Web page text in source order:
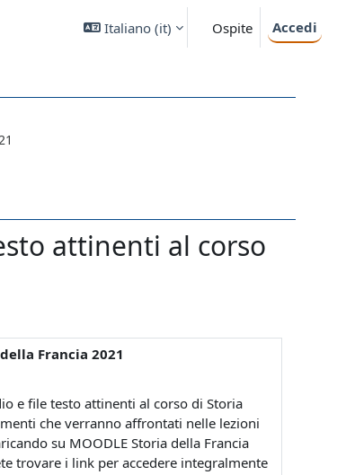
Italiano ‎(it)‎ Ospite Accedi
attinenti al corso
Francia 2021
e file testo attinenti al corso di Storia
che verranno affrontati nelle lezioni
su MOODLE Storia della Francia
trovare i link per accedere integralmente